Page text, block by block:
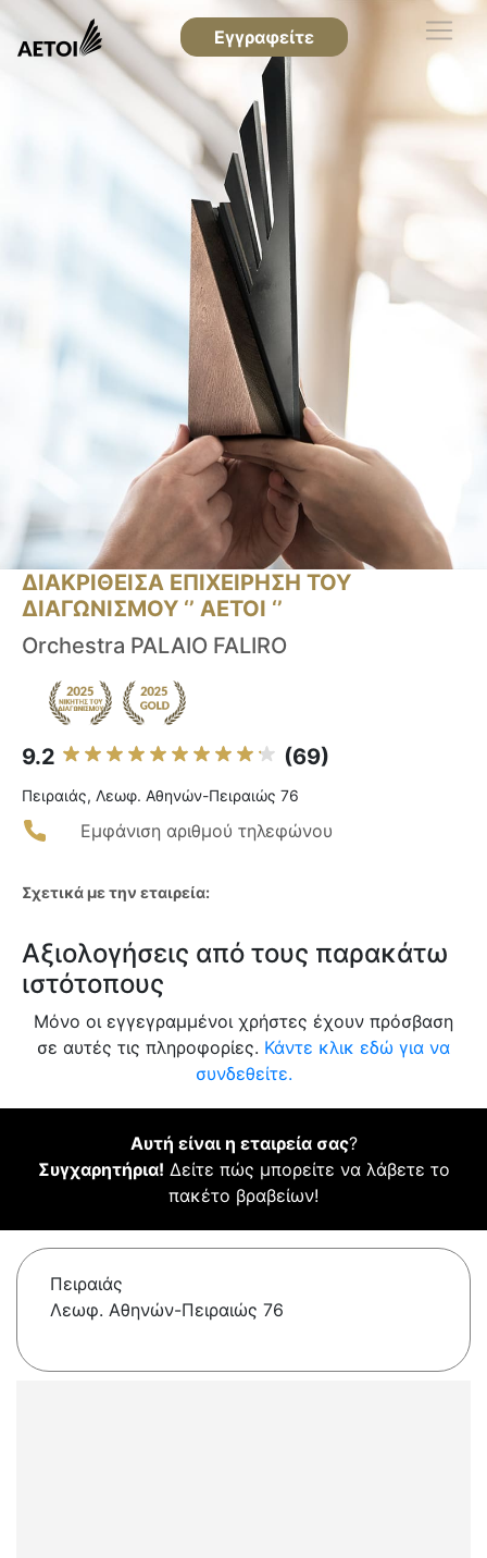
Εγγραφείτε
ΔΙΑΚΡΙΘΕΙΣΑ ΕΠΙΧΕΙΡΗΣΗ ΤΟΥ
ΔΙΑΓΩΝΙΣΜΟΥ ‘’ ΑΕΤΟΙ ‘’
Orchestra PALAIO FALIRO
9.2 (69)
Πειραιάς, Λεωφ. Αθηνών-Πειραιώς 76
Εμφάνιση αριθμού τηλεφώνου
Σχετικά με την εταιρεία:
Αξιολογήσεις από τους παρακάτω
ιστότοπους
Μόνο οι εγγεγραμμένοι χρήστες έχουν πρόσβαση
σε αυτές τις πληροφορίες. Κάντε κλικ εδώ για να
συνδεθείτε.
Αυτή είναι η εταιρεία σας?
Συγχαρητήρια! Δείτε πώς μπορείτε να λάβετε το
πακέτο βραβείων!
Πειραιάς
Λεωφ. Αθηνών-Πειραιώς 76